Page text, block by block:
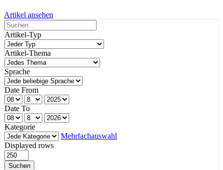
Artikel ansehen
Artikel-Typ
Artikel-Thema
Sprache
Date From
Date To
Kategorie
Mehrfachauswahl
Displayed rows
Suchen